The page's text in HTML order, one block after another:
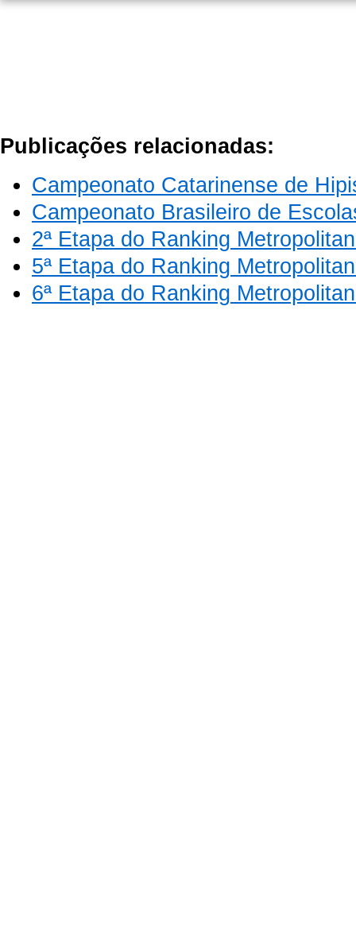
Publicações relacionadas:
Campeonato Catarinense de
Campeonato Brasileiro de
2ª Etapa do Ranking
5ª Etapa do Ranking
6ª Etapa do Ranking